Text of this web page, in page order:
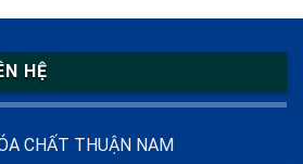
HỆ
CHẤT THUẬN NAM